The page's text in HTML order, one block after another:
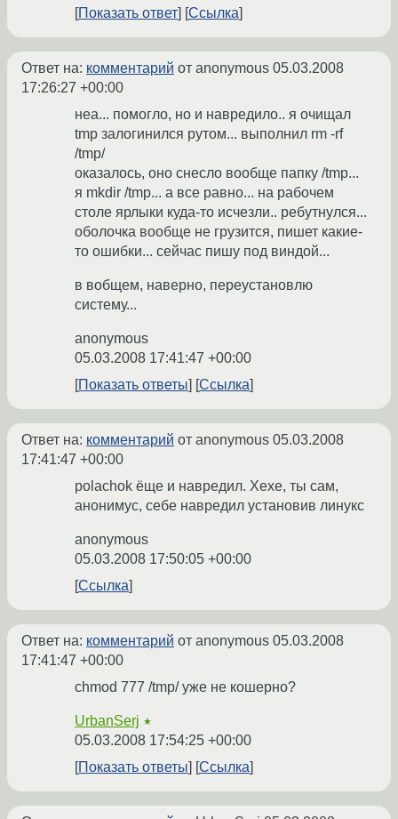
Показать ответ
Ссылка
Ответ на: комментарий от anonymous 05.03.2008
17:26:27 +00:00
неа... помогло, но и навредило.. я очищал
tmp залогинился рутом... выполнил rm -rf
/tmp/
оказалось, оно снесло вообще папку /tmp...
я mkdir /tmp... а все равно... на рабочем
столе ярлыки куда-то исчезли.. ребутнулся...
оболочка вообще не грузится, пишет какие-
то ошибки... сейчас пишу под виндой...
в вобщем, наверно, переустановлю
систему...
anonymous
05.03.2008 17:41:47 +00:00
Показать ответы
Ссылка
Ответ на: комментарий от anonymous 05.03.2008
17:41:47 +00:00
polachok ёще и навредил. Хехе, ты сам,
анонимус, себе навредил установив линукс
anonymous
05.03.2008 17:50:05 +00:00
Ссылка
Ответ на: комментарий от anonymous 05.03.2008
17:41:47 +00:00
chmod 777 /tmp/ уже не кошерно?
UrbanSerj ★
05.03.2008 17:54:25 +00:00
Показать ответы
Ссылка